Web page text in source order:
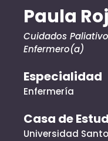
Paula
Cuidados
Enfermero(a)
Especialidad
Enfermería
Casa de
Universidad